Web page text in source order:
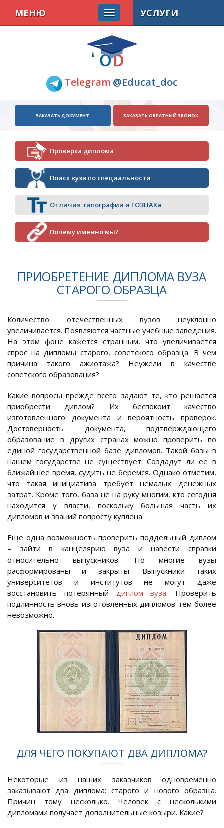
Telegram @Educat_doc
МЕНЮ
ЗАКАЗАТЬ ДОКУМЕНТ ЗАКАЗАТЬ ОБРАТНЫЙ ЗВОНОК
Проверка диплома
Поиск вуза по специальности
Отличия типографии и ГОЗНАКа
Почему именно мы?
УСЛУГИ
ПРИОБРЕТЕНИЕ ДИПЛОМА ВУЗА
СТАРОГО ОБРАЗЦА
Количество отечественных вузов неуклонно
увеличивается. Появляются частные учебные заведения.
На этом фоне кажется странным, что увеличивается
спрос на дипломы старого, советского образца. В чем
причина такого ажиотажа? Неужели в качестве
советского образования?
Какие вопросы прежде всего задают те, кто решается
приобрести диплом? Их беспокоит качество
изготовленного документа и вероятность проверок.
Достоверность документа, подтверждающего
образование в других странах можно проверить по
единой государственной базе дипломов. Такой базы в
нашем государстве не существует. Создадут ли ее в
ближайшее время, судить не беремся. Однако отметим,
что такая инициатива требует немалых денежных
затрат. Кроме того, база не на руку многим, кто сегодня
находится у власти, поскольку большая часть их
дипломов и званий попросту куплена.
Еще одна возможность проверить поддельный диплом
– зайти в канцелярию вуза и навести справки
относительно выпускников. Но многие вузы
расформированы и закрыты. Выпускники таких
университетов и институтов не могут даже
восстановить потерянный диплом вуза. Проверить
подлинность вновь изготовленных дипломов тем более
невозможно.
ДЛЯ ЧЕГО ПОКУПАЮТ ДВА ДИПЛОМА?
Некоторые из наших заказчиков одновременно
заказывают два диплома: старого и нового образца.
Причин тому несколько. Человек с несколькими
дипломами получает дополнительные козыри. Какие?